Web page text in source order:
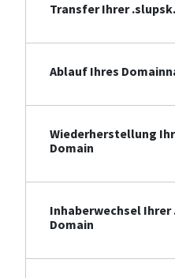
Transfer Ihrer
Ablauf Ihres
Wiederherstellung
Domain
Inhaberwechsel Ihrer
Domain